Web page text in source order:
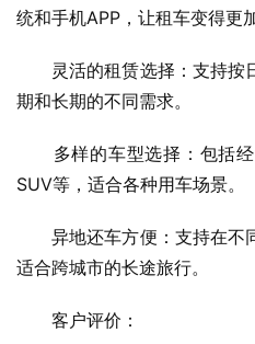
统和手机APP，让租车变得更
灵活的租赁选择：支持按
期和长期的不同需求。
多样的车型选择：包括经
SUV等，适合各种用车场景。
异地还车方便：支持在不
适合跨城市的长途旅行。
客户评价：